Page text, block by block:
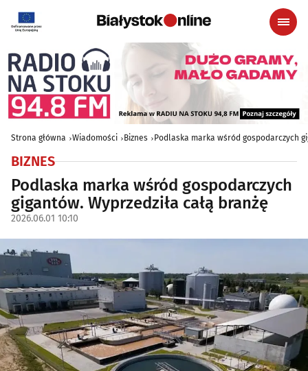
Strona główna Wiadomości Biznes Podlaska marka wśród gospodarczych
BIZNES
Podlaska marka wśród gospodarczych
gigantów. Wyprzedziła całą branżę
2026.06.01 10:10